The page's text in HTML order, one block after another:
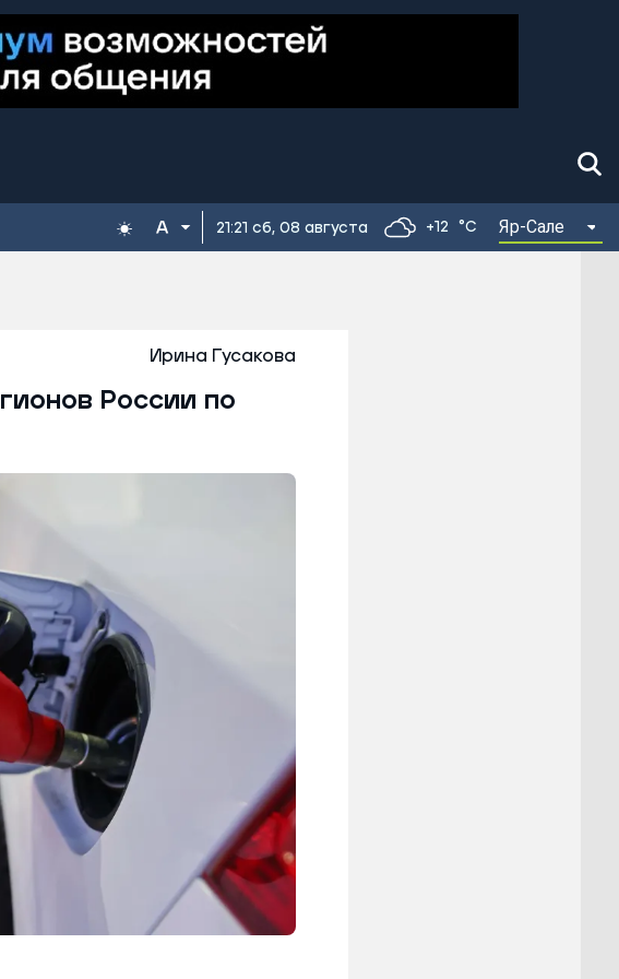
21:21 сб, 08 августа +12 °C Яр-Сале
Ирина Гусакова
России по